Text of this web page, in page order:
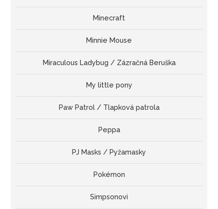
Minecraft
Minnie Mouse
Miraculous Ladybug / Zázračná Beruška
My little pony
Paw Patrol / Tlapková patrola
Peppa
PJ Masks / Pyžamasky
Pokémon
Simpsonovi